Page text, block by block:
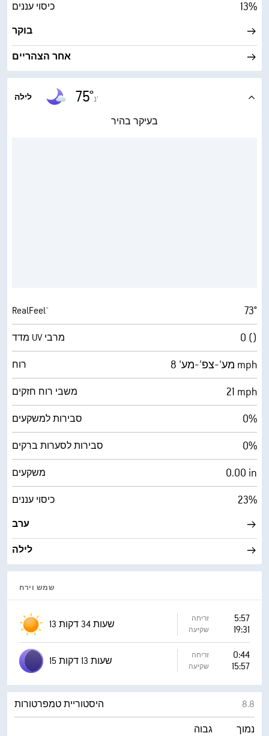
כיסוי עננים 13%
בוקר
אחר הצהריים
לילה 75° נ'
בעיקר בהיר
RealFeel® 73°
מדד UV מרבי 0 ()
רוח מע'-צפ'-מע' 8 mph
משבי רוח חזקים 21 mph
סבירות למשקעים 0%
סבירות לסערות ברקים 0%
משקעים ‎0.00 in
כיסוי עננים 23%
ערב
לילה
שמש וירח
13 שעות 34 דקות זריחה 5:57
שקיעה 19:31
15 שעות 13 דקות זריחה 0:44
שקיעה 15:57
היסטוריית טמפרטורות 8.8
גבוה נמוך